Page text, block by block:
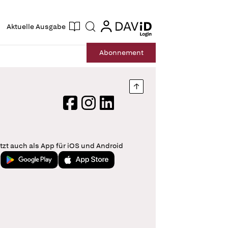
Aktuelle Ausgabe Suche login
login
Abonnement
Nach oben springen
FacebookInstagram
LinkedIn
auch als App für iOS und Android
Jetzt bei Google PlayLaden im App Store